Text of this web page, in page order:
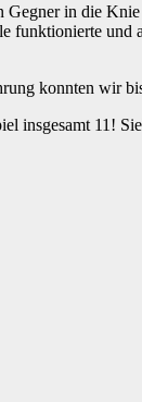
in die
funktionierte
konnten wir
insgesamt 11!